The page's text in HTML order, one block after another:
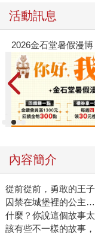
活動訊息
金石堂2026海外優
內容簡介
從前從前，勇敢的王
囚禁在城堡裡的公主
什麼？你說這個故事
該有些不一樣的故事